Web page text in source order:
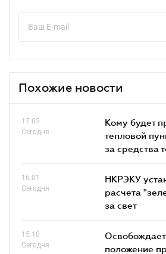
Похожие новости
17.05
Сегодня
Кому будет
тепловой
за средства
16.01
Сегодня
НКРЭКУ
расчета
за свет
15.10
Сегодня
положение